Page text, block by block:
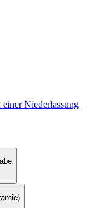
Niederlassung